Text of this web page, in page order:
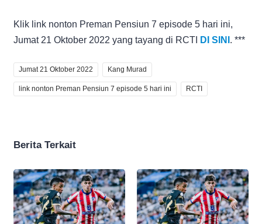
Klik link nonton Preman Pensiun 7 episode 5 hari ini,
Jumat 21 Oktober 2022 yang tayang di RCTI
DI SINI . ***
Jumat 21 Oktober 2022 Kang Murad
link nonton Preman Pensiun 7 episode 5 hari ini RCTI
Berita Terkait